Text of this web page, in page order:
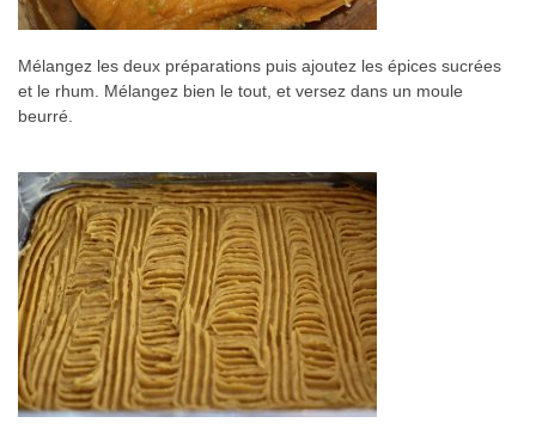
Mélangez les deux préparations puis ajoutez les épices sucrées
et le rhum. Mélangez bien le tout, et versez dans un moule
beurré.